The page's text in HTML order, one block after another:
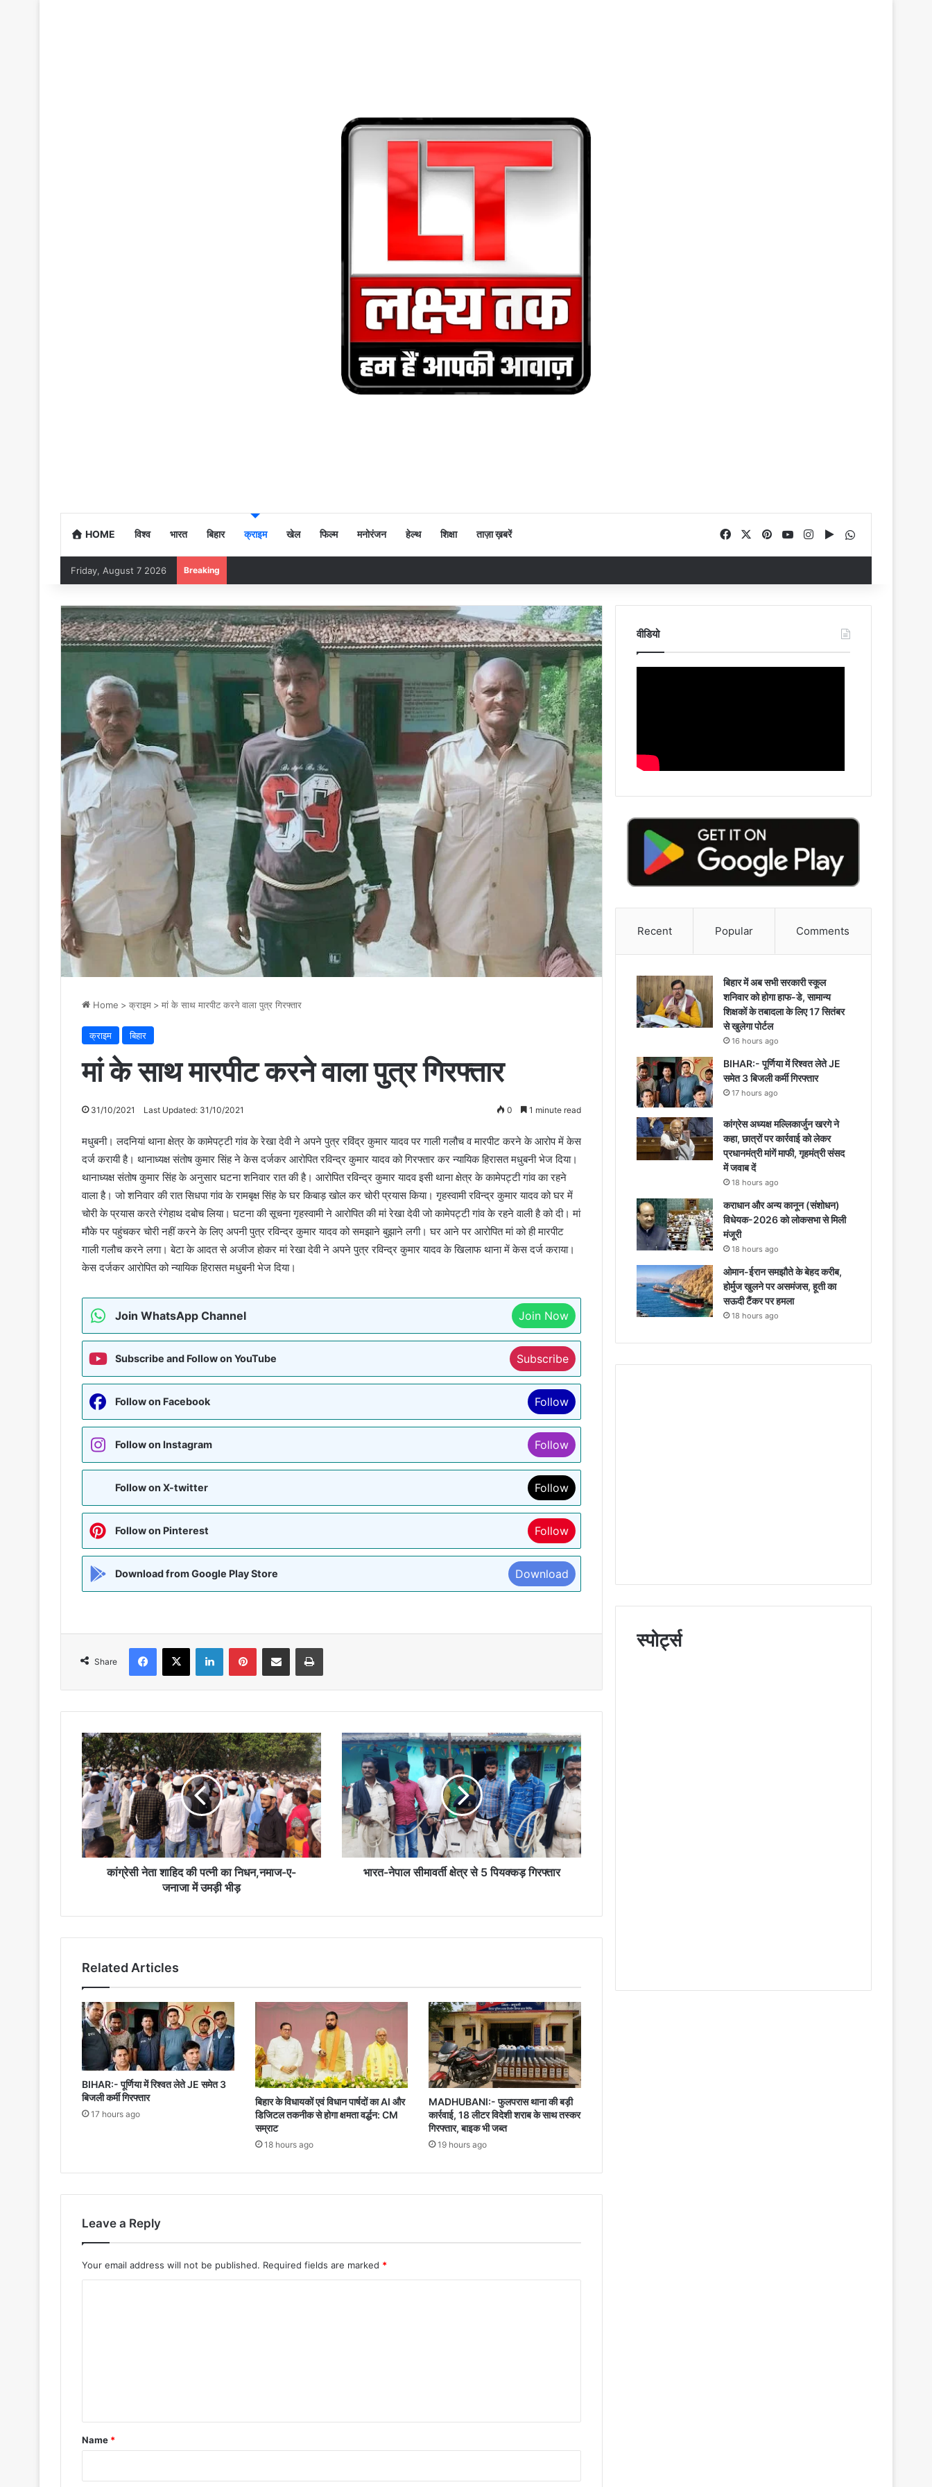
HOME विश्व भारत बिहार क्राइम खेल फिल्म मनोरंजन हेल्थ शिक्षा ताज़ा ख़बरें FacebookPinterestYouTubeInstagram
Google Play
Friday, August 7 2026 Breaking
Home > क्राइम > मां के साथ मारपीट करने वाला पुत्र गिरफ्तार
क्राइम बिहार
मां के साथ मारपीट करने वाला पुत्र गिरफ्तार
31/10/2021 Last Updated: 31/10/2021 0 1 minute read
मधुबनी। लदनियां थाना क्षेत्र के कामेपट्टी गांव के रेखा देवी ने अपने पुत्र रविंद्र कुमार यादव पर गाली गलौच व मारपीट करने के आरोप में केस
दर्ज करायी है। थानाध्यक्ष संतोष कुमार सिंह ने केस दर्जकर आरोपित रविन्द्र कुमार यादव को गिरफ्तार कर न्यायिक हिरासत मधुबनी भेज दिया।
थानाध्यक्ष संतोष कुमार सिंह के अनुसार घटना शनिवार रात की है। आरोपित रविन्द्र कुमार यादव इसी थाना क्षेत्र के कामेपट्टी गांव का रहने
वाला है। जो शनिवार की रात सिधपा गांव के रामबृक्ष सिंह के घर किबाड़ खोल कर चोरी प्रयास किया। गृहस्वामी रविन्द्र कुमार यादव को घर में
चोरी के प्रयास करते रंगेहाथ दबोच लिया। घटना की सूचना गृहस्वामी ने आरोपित की मां रेखा देवी जो कामेपट्टी गांव के रहने वाली है को दी। मां
मौके पर पहुंचकर चोरी नहीं करने के लिए अपनी पुत्र रविन्द्र कुमार यादव को समझाने बुझाने लगी। घर आने पर आरोपित मां को ही मारपीट
गाली गलौच करने लगा। बेटा के आदत से अजीज होकर मां रेखा देवी ने अपने पुत्र रविन्द्र कुमार यादव के खिलाफ थाना में केस दर्ज कराया।
केस दर्जकर आरोपित को न्यायिक हिरासत मधुबनी भेज दिया।
Join WhatsApp Channel Join Now
Subscribe and Follow on YouTube Subscribe
Follow on Facebook Follow
Follow on Instagram Follow
Follow on X-twitter Follow
Follow on Pinterest Follow
Download from Google Play Store Download
Share
Facebook
X LinkedInPinterestShare via Email Print
कांग्रेसी
नेता
शाहिद
की
पत्नी
का
निधन,नमाज-
ए-
जनाजा
कांग्रेसी नेता शाहिद की पत्नी का निधन,नमाज-ए-
जनाजा में उमड़ी भीड़
भारत-
नेपाल
सीमावर्ती
क्षेत्र
से
5
पियक्कड़
गिरफ्तार
भारत-नेपाल सीमावर्ती क्षेत्र से 5 पियक्कड़ गिरफ्तार
Related Articles
BIHAR:- पूर्णिया में रिश्वत लेते JE समेत 3
बिजली कर्मी गिरफ्तार
17 hours ago
बिहार के विधायकों एवं विधान पार्षदों का AI और
डिजिटल तकनीक से होगा क्षमता वर्द्धन: CM
सम्राट
18 hours ago
MADHUBANI:- फुलपरास थाना की बड़ी
कार्रवाई, 18 लीटर विदेशी शराब के साथ तस्कर
गिरफ्तार, बाइक भी जब्त
19 hours ago
Leave a Reply
Your email address will not be published. Required fields are marked *
*
Name *
वीडियो
Recent Popular Comments
बिहार में अब सभी सरकारी स्कूल
शनिवार को होगा हाफ-डे, सामान्य
शिक्षकों के तबादला के लिए 17 सितंबर
से खुलेगा पोर्टल
16 hours ago
BIHAR:- पूर्णिया में रिश्वत लेते JE
समेत 3 बिजली कर्मी गिरफ्तार
17 hours ago
कांग्रेस अध्यक्ष मल्लिकार्जुन खरगे ने
कहा, छात्रों पर कार्रवाई को लेकर
प्रधानमंत्री मांगें माफी, गृहमंत्री संसद
में जवाब दें
18 hours ago
कराधान और अन्य कानून (संशोधन)
विधेयक-2026 को लोकसभा से मिली
मंजूरी
18 hours ago
ओमान-ईरान समझौते के बेहद करीब,
होर्मुज खुलने पर असमंजस, हूती का
सऊदी टैंकर पर हमला
18 hours ago
स्पोर्ट्स